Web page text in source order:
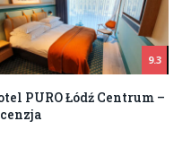
9.3
PURO Łódź Centrum –